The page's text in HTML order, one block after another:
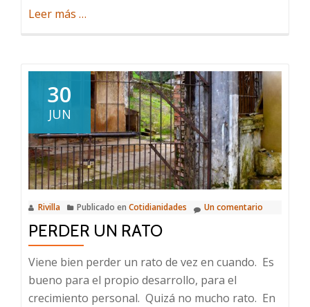
Leer más acerca
muerto
helado
…
30
JUN
Rivilla Publicado en Cotidianidades Un comentario
PERDER UN RATO
Viene bien perder un rato de vez en cuando. Es
bueno para el propio desarrollo, para el
crecimiento personal. Quizá no mucho rato. En